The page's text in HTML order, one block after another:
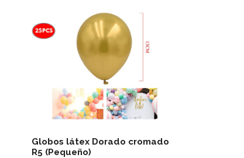
Globos látex Dorado cromado
R5 (Pequeño)